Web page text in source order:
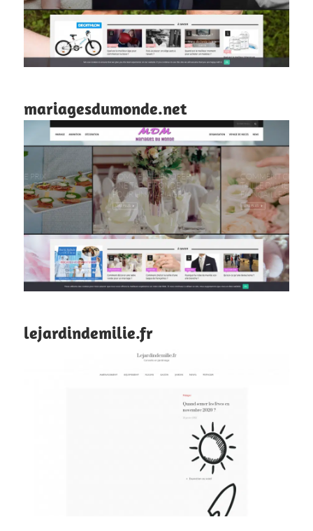
mariagesdumonde.net
lejardindemilie.fr